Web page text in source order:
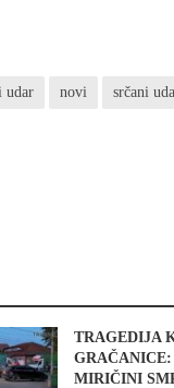
udar novi srčani
TRAGEDIJA
MIRIČINI